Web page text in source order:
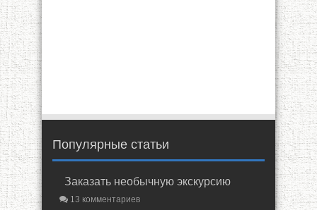
Популярные статьи
Заказать необычную экскурсию
13 комментариев